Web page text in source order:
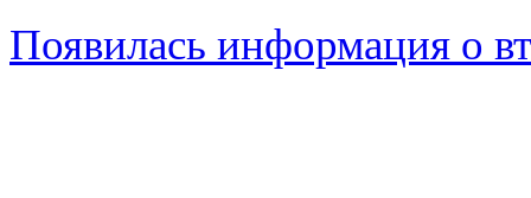
Появилась информация о